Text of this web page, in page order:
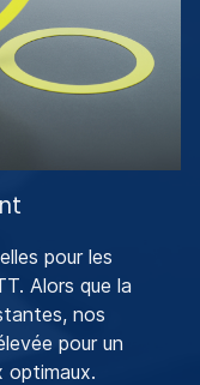
pour les
Alors que la
nos
pour un
optimaux.